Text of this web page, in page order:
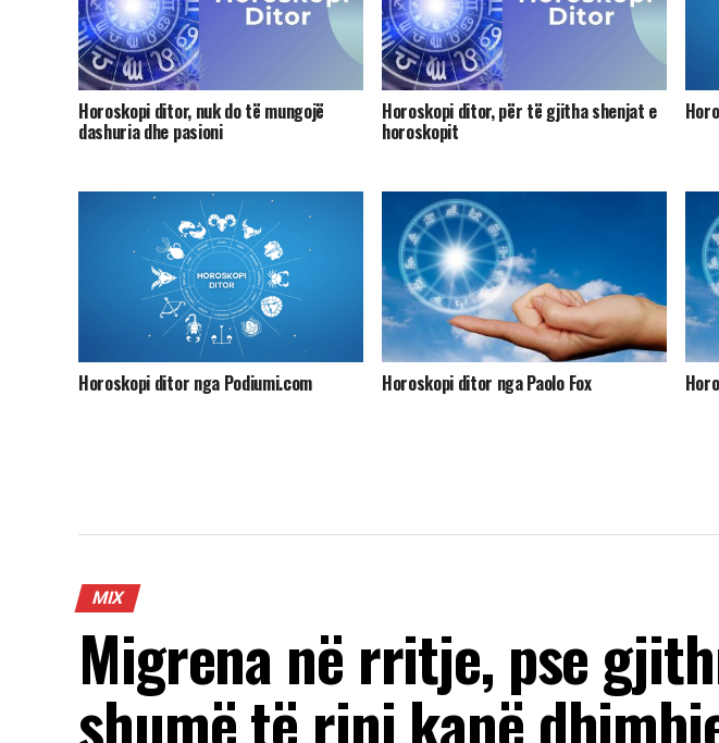
Horoskopi ditor, nuk do të mungojë
dashuria dhe pasioni
Horoskopi ditor, për të gjitha shenjat e
horoskopit
Horoskopi ditor nga Podiumi.com Horoskopi ditor nga Paolo Fox
MIX
Migrena në rritje, pse
shumë të rinj kanë